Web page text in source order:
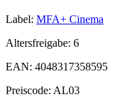
Label: MFA+ Cinema
Altersfreigabe: 6
EAN: 4048317358595
Preiscode: AL03